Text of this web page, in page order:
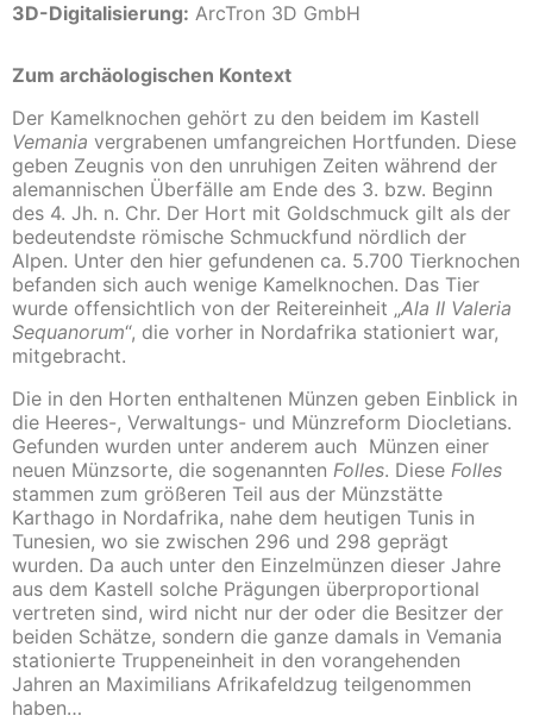
3D-Digitalisierung: ArcTron 3D GmbH
Zum archäologischen Kontext
Der Kamelknochen gehört zu den beidem im Kastell
Vemania vergrabenen umfangreichen Hortfunden. Diese
geben Zeugnis von den unruhigen Zeiten während der
alemannischen Überfälle am Ende des 3. bzw. Beginn
des 4. Jh. n. Chr. Der Hort mit Goldschmuck gilt als der
bedeutendste römische Schmuckfund nördlich der
Alpen. Unter den hier gefundenen ca. 5.700 Tierknochen
befanden sich auch wenige Kamelknochen. Das Tier
wurde offensichtlich von der Reitereinheit „Ala II Valeria
Sequanorum“, die vorher in Nordafrika stationiert war,
mitgebracht.
Die in den Horten enthaltenen Münzen geben Einblick in
die Heeres-, Verwaltungs- und Münzreform Diocletians.
Gefunden wurden unter anderem auch Münzen einer
neuen Münzsorte, die sogenannten Folles. Diese Folles
stammen zum größeren Teil aus der Münzstätte
Karthago in Nordafrika, nahe dem heutigen Tunis in
Tunesien, wo sie zwischen 296 und 298 geprägt
wurden. Da auch unter den Einzelmünzen dieser Jahre
aus dem Kastell solche Prägungen überproportional
vertreten sind, wird nicht nur der oder die Besitzer der
beiden Schätze, sondern die ganze damals in Vemania
stationierte Truppeneinheit in den vorangehenden
Jahren an Maximilians Afrikafeldzug teilgenommen
haben…